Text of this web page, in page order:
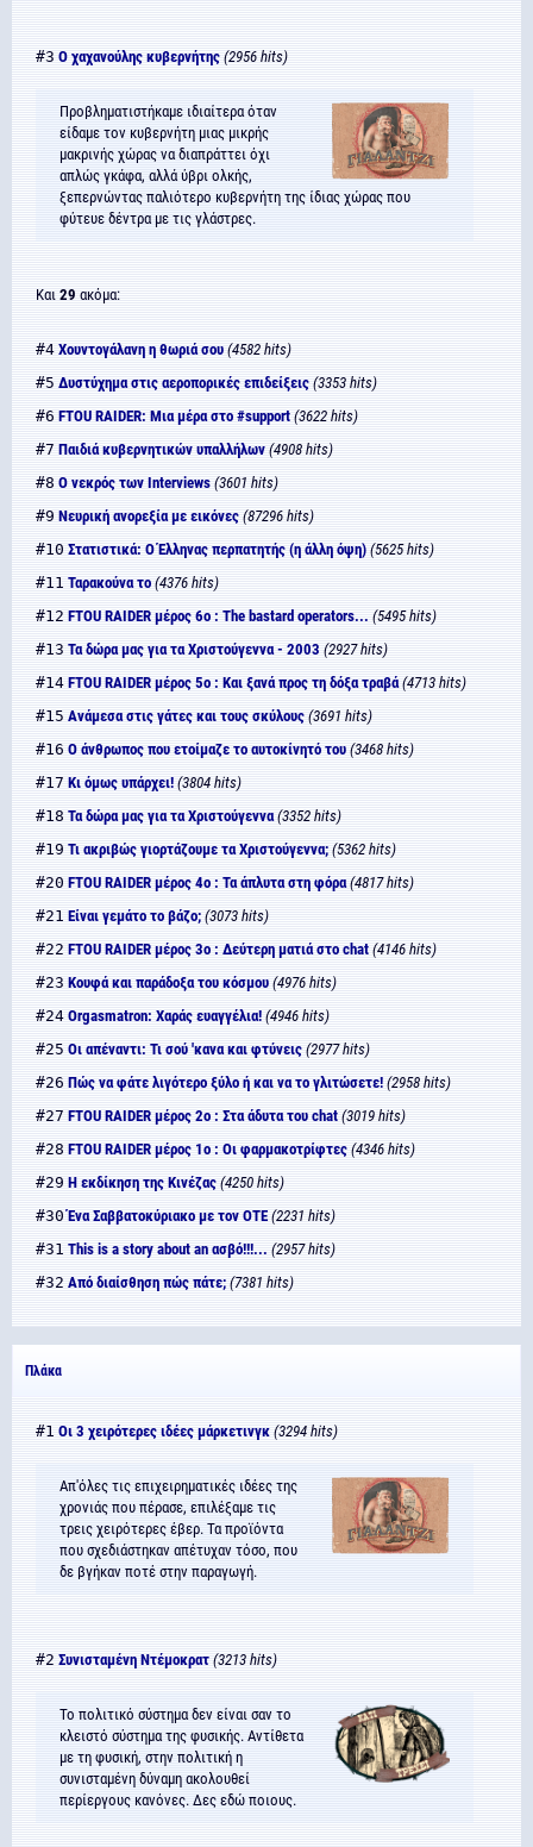
#3 Ο χαχανούλης κυβερνήτης (2956 hits)
Προβληματιστήκαμε ιδιαίτερα όταν
είδαμε τον κυβερνήτη μιας μικρής
μακρινής χώρας να διαπράττει όχι
απλώς γκάφα, αλλά ύβρι ολκής,
ξεπερνώντας παλιότερο κυβερνήτη της ίδιας χώρας που
φύτευε δέντρα με τις γλάστρες.
Και 29 ακόμα:
#4 Χουντογάλανη η θωριά σου (4582 hits)
#5 Δυστύχημα στις αεροπορικές επιδείξεις (3353 hits)
#6 FTOU RAIDER: Μια μέρα στο #support (3622 hits)
#7 Παιδιά κυβερνητικών υπαλλήλων (4908 hits)
#8 Ο νεκρός των Interviews (3601 hits)
#9 Νευρική ανορεξία με εικόνες (87296 hits)
#10 Στατιστικά: Ο Έλληνας περπατητής (η άλλη όψη) (5625 hits)
#11 Ταρακούνα το (4376 hits)
#12 FTOU RAIDER μέρος 6ο : The bastard operators... (5495 hits)
#13 Τα δώρα μας για τα Χριστούγεννα - 2003 (2927 hits)
#14 FTOU RAIDER μέρος 5ο : Και ξανά προς τη δόξα τραβά (4713 hits)
#15 Ανάμεσα στις γάτες και τους σκύλους (3691 hits)
#16 Ο άνθρωπος που ετοίμαζε το αυτοκίνητό του (3468 hits)
#17 Κι όμως υπάρχει! (3804 hits)
#18 Τα δώρα μας για τα Χριστούγεννα (3352 hits)
#19 Τι ακριβώς γιορτάζουμε τα Χριστούγεννα; (5362 hits)
#20 FTOU RAIDER μέρος 4ο : Τα άπλυτα στη φόρα (4817 hits)
#21 Είναι γεμάτο το βάζο; (3073 hits)
#22 FTOU RAIDER μέρος 3ο : Δεύτερη ματιά στο chat (4146 hits)
#23 Κουφά και παράδοξα του κόσμου (4976 hits)
#24 Orgasmatron: Χαράς ευαγγέλια! (4946 hits)
#25 Οι απέναντι: Τι σού 'κανα και φτύνεις (2977 hits)
#26 Πώς να φάτε λιγότερο ξύλο ή και να το γλιτώσετε! (2958 hits)
#27 FTOU RAIDER μέρος 2ο : Στα άδυτα του chat (3019 hits)
#28 FTOU RAIDER μέρος 1ο : Οι φαρμακοτρίφτες (4346 hits)
#29 Η εκδίκηση της Κινέζας (4250 hits)
#30 Ένα Σαββατοκύριακο με τον ΟΤΕ (2231 hits)
#31 This is a story about an ασβό!!!... (2957 hits)
#32 Από διαίσθηση πώς πάτε; (7381 hits)
Πλάκα
#1 Οι 3 χειρότερες ιδέες μάρκετινγκ (3294 hits)
Απ'όλες τις επιχειρηματικές ιδέες της
χρονιάς που πέρασε, επιλέξαμε τις
τρεις χειρότερες έβερ. Τα προϊόντα
που σχεδιάστηκαν απέτυχαν τόσο, που
δε βγήκαν ποτέ στην παραγωγή.
#2 Συνισταμένη Ντέμοκρατ (3213 hits)
Το πολιτικό σύστημα δεν είναι σαν το
κλειστό σύστημα της φυσικής. Αντίθετα
με τη φυσική, στην πολιτική η
συνισταμένη δύναμη ακολουθεί
περίεργους κανόνες. Δες εδώ ποιους.